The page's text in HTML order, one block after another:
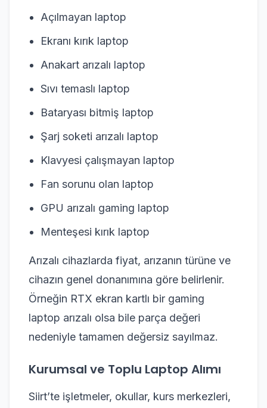
Açılmayan laptop
Ekranı kırık laptop
Anakart arızalı laptop
Sıvı temaslı laptop
Bataryası bitmiş laptop
Şarj soketi arızalı laptop
Klavyesi çalışmayan laptop
Fan sorunu olan laptop
GPU arızalı gaming laptop
Menteşesi kırık laptop
Arızalı cihazlarda fiyat, arızanın türüne ve
cihazın genel donanımına göre belirlenir.
Örneğin RTX ekran kartlı bir gaming
laptop arızalı olsa bile parça değeri
nedeniyle tamamen değersiz sayılmaz.
Kurumsal ve Toplu Laptop Alımı
Siirt’te işletmeler, okullar, kurs merkezleri,